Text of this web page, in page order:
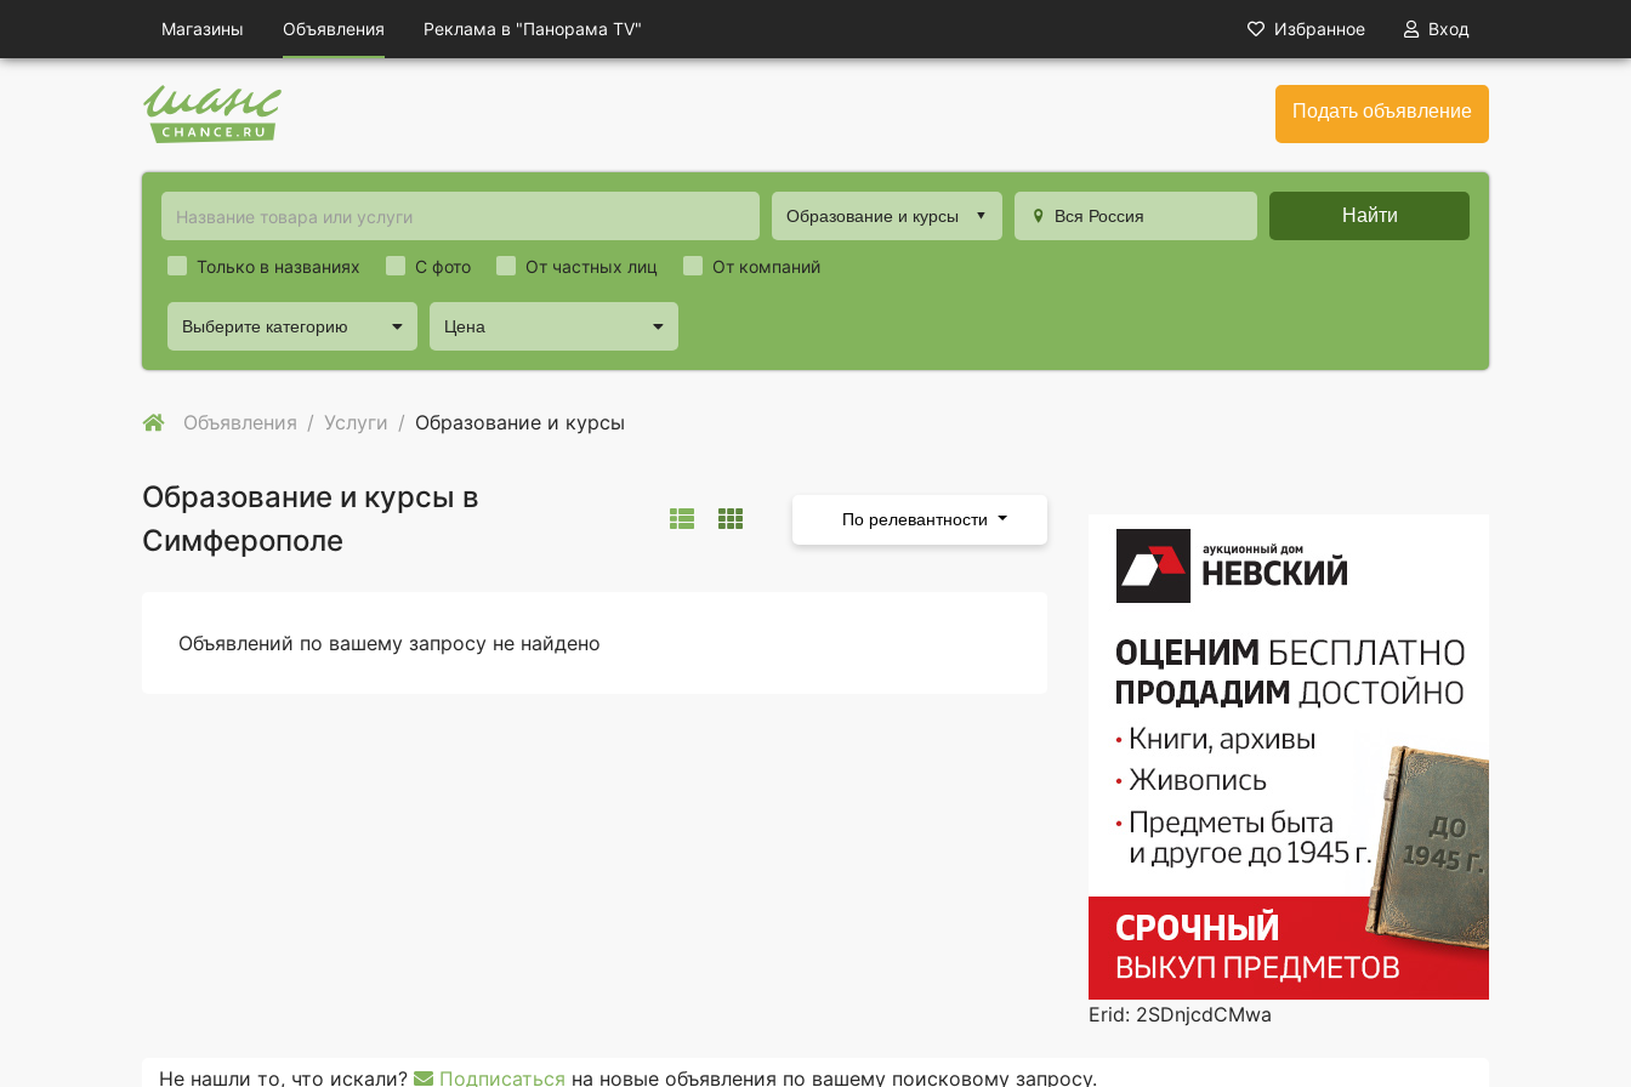
Магазины Объявления Реклама в "Панорама TV" Избранное Вход
Подать объявление
Образование и курсы Вся Россия Найти
Только в названиях
Выберите категорию Цена
С фото От частных лиц От компаний
Объявления Услуги Образование и курсы
Образование и курсы в
Симферополе
По релевантности
Объявлений по вашему запросу не найдено
Erid: 2SDnjcdCMwa
Не нашли то, что искали? Подписаться на новые объявления по вашему поисковому запросу.